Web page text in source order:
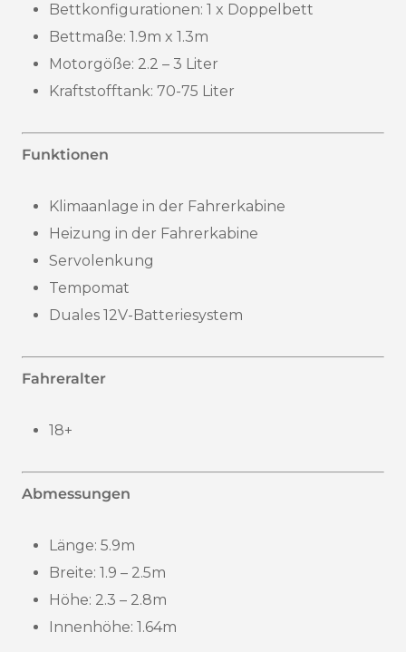
Bettkonfigurationen: 1 x Doppelbett
Bettmaße: 1.9m x 1.3m
Motorgöße: 2.2 – 3 Liter
Kraftstofftank: 70-75 Liter
Funktionen
Klimaanlage in der Fahrerkabine
Heizung in der Fahrerkabine
Servolenkung
Tempomat
Duales 12V-Batteriesystem
Fahreralter
18+
Abmessungen
Länge: 5.9m
Breite: 1.9 – 2.5m
Höhe: 2.3 – 2.8m
Innenhöhe: 1.64m